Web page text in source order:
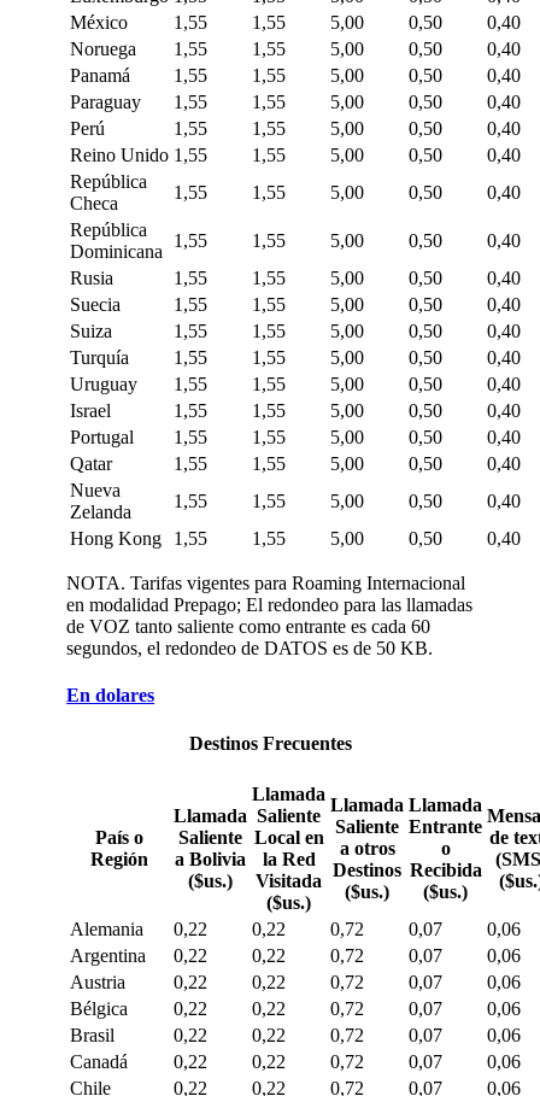
México
1,55 1,55 5,00 0,50
0,40
Noruega
1,55 1,55 5,00 0,50
0,40
Panamá
1,55 1,55 5,00 0,50
0,40
Paraguay
1,55 1,55 5,00 0,50
0,40
Perú
1,55 1,55 5,00 0,50
0,40
Reino Unido 1,55 1,55 5,00 0,50
0,40
República
Checa
1,55 1,55 5,00 0,50
0,40
República
Dominicana
1,55 1,55 5,00 0,50
0,40
Rusia
1,55 1,55 5,00 0,50
0,40
Suecia
1,55 1,55 5,00 0,50
0,40
Suiza
1,55 1,55 5,00 0,50
0,40
Turquía
1,55 1,55 5,00 0,50
0,40
Uruguay
1,55 1,55 5,00 0,50
0,40
Israel
1,55 1,55 5,00 0,50
0,40
Portugal
1,55 1,55 5,00 0,50
0,40
Qatar
1,55 1,55 5,00 0,50
0,40
Nueva
Zelanda
1,55 1,55 5,00 0,50
0,40
Hong Kong
1,55 1,55 5,00 0,50 0,40
NOTA. Tarifas vigentes para Roaming Internacional
en modalidad Prepago; El redondeo para las llamadas
de VOZ tanto saliente como entrante es cada 60
segundos, el redondeo de DATOS es de 50 KB.
En dolares
Destinos Frecuentes
País o
Región
Llamada
Saliente
a Bolivia
($us.)
Llamada
Saliente
Local en
la Red
Visitada
($us.)
Llamada
Saliente
a otros
Destinos
($us.)
Llamada
Entrante
o
Recibida
($us.)
de
Alemania 0,22 0,22 0,72 0,07
0,06
Argentina
0,22 0,22 0,72 0,07
0,06
Austria
0,22 0,22 0,72 0,07
0,06
Bélgica
0,22 0,22 0,72 0,07
0,06
Brasil
0,22 0,22 0,72 0,07
0,06
Canadá
0,22 0,22 0,72 0,07
0,06
Chile
0,22 0,22 0,72 0,07
0,06